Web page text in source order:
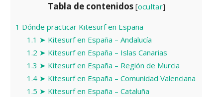
Tabla de contenidos [ocultar]
1 Dónde practicar Kitesurf en España
1.1 ➤ Kitesurf en España – Andalucía
1.2 ➤ Kitesurf en España – Islas Canarias
1.3 ➤ Kitesurf en España – Región de Murcia
1.4➤ Kitesurf en España – Comunidad Valenciana
1.5 ➤ Kitesurf en España – Cataluña